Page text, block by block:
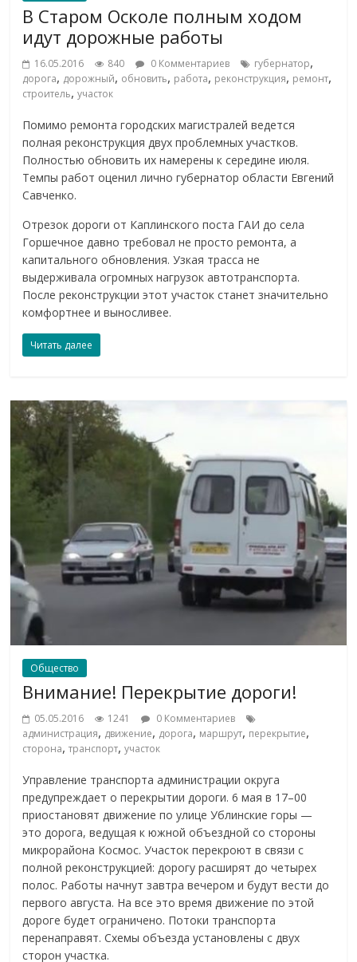
В Старом Осколе полным ходом
идут дорожные работы
16.05.2016 840 0 Комментариев губернатор,
дорога, дорожный, обновить, работа, реконструкция, ремонт,
строитель,участок
Помимо ремонта городских магистралей ведется
полная реконструкция двух проблемных участков.
Полностью обновить их намерены к середине июля.
Темпы работ оценил лично губернатор области Евгений
Савченко.
Отрезок дороги от Каплинского поста ГАИ до села
Горшечное давно требовал не просто ремонта, а
капитального обновления. Узкая трасса не
выдерживала огромных нагрузок автотранспорта.
После реконструкции этот участок станет значительно
комфортнее и выносливее.
Читать далее
Общество
Внимание! Перекрытие дороги!
05.05.2016 1241
0 Комментариев
администрация, движение, дорога, маршрут, перекрытие,
сторона,транспорт,участок
Управление транспорта администрации округа
предупреждает о перекрытии дороги. 6 мая в 17–00
приостановят движение по улице Ублинские горы —
это дорога, ведущая к южной объездной со стороны
микрорайона Космос. Участок перекроют в связи с
полной реконструкцией: дорогу расширят до четырех
полос. Работы начнут завтра вечером и будут вести до
первого августа. На все это время движение по этой
дороге будет ограничено. Потоки транспорта
перенаправят. Схемы объезда установлены с двух
сторон участка.